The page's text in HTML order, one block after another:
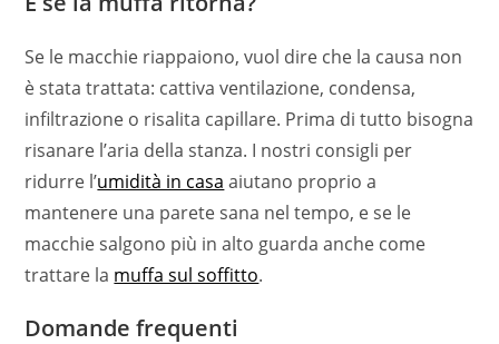
Se le macchie riappaiono, vuol dire che la causa non
è stata trattata: cattiva ventilazione, condensa,
infiltrazione o risalita capillare. Prima di tutto bisogna
risanare l’aria della stanza. I nostri consigli per
ridurre l’umidità in casa aiutano proprio a
mantenere una parete sana nel tempo, e se le
macchie salgono più in alto guarda anche come
trattare la muffa sul soffitto.
Domande frequenti